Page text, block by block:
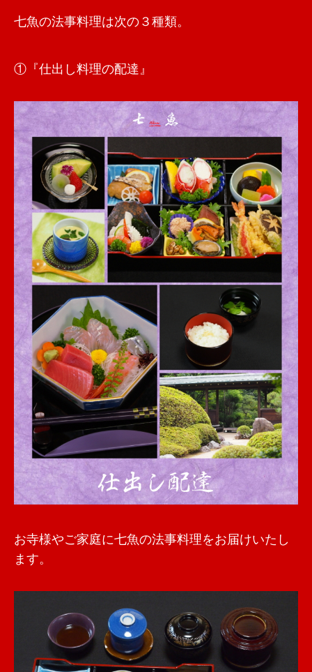
七魚の法事料理は次の３種類。
①『仕出し料理の配達』
お寺様やご家庭に七魚の法事料理をお届けいたし
ます。